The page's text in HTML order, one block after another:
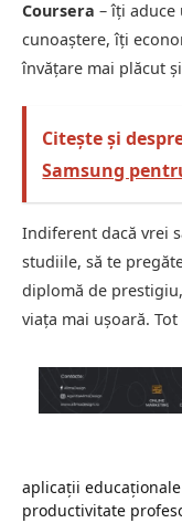
Coursera – îți aduce
cunoaștere, îți
învățare mai plăcut
Citește și
Samsung
Indiferent dacă vrei
studiile, să te
diplomă de
viața mai ușoară.
aplicații educaționale
productivitate